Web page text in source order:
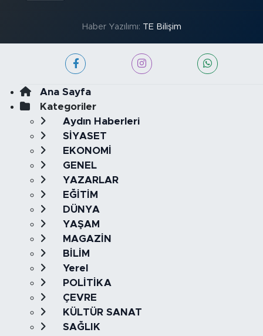
Haber Yazılımı: TE Bilişim
Ana Sayfa
Kategoriler
Aydın Haberleri
SİYASET
EKONOMİ
GENEL
YAZARLAR
EĞİTİM
DÜNYA
YAŞAM
MAGAZİN
BİLİM
Yerel
POLİTİKA
ÇEVRE
KÜLTÜR SANAT
SAĞLIK